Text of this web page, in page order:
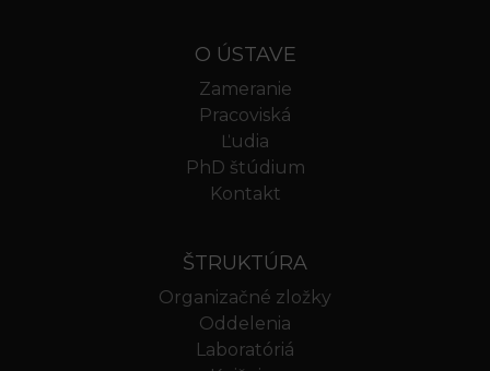
O ÚSTAVE
Zameranie
Pracoviská
Ľudia
PhD štúdium
Kontakt
ŠTRUKTÚRA
Organizačné zložky
Oddelenia
Laboratóriá